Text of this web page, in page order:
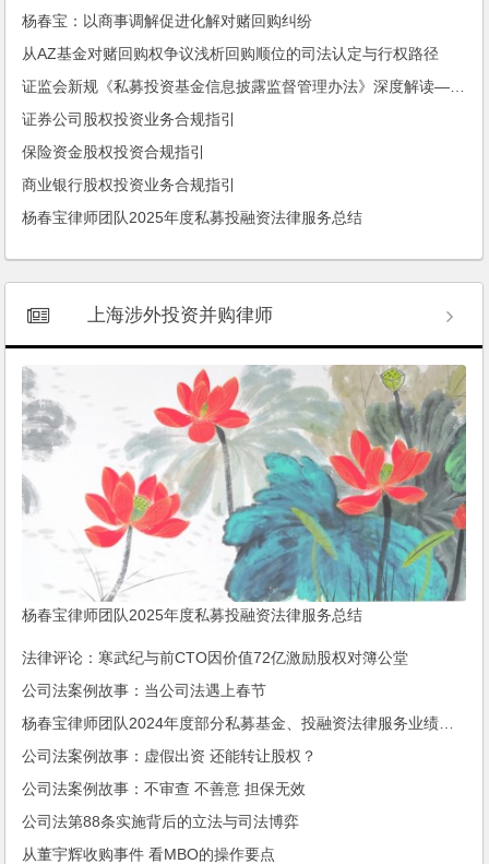
杨春宝：以商事调解促进化解对赌回购纠纷
从AZ基金对赌回购权争议浅析回购顺位的司法认定与行权路径
证券公司股权投资业务合规指引
保险资金股权投资合规指引
商业银行股权投资业务合规指引
杨春宝律师团队2025年度私募投融资法律服务总结
上海涉外投资并购律师
杨春宝律师团队2025年度私募投融资法律服务总结
法律评论：寒武纪与前CTO因价值72亿激励股权对簿公堂
公司法案例故事：当公司法遇上春节
公司法案例故事：虚假出资 还能转让股权？
公司法案例故事：不审查 不善意 担保无效
公司法第88条实施背后的立法与司法博弈
从董宇辉收购事件 看MBO的操作要点